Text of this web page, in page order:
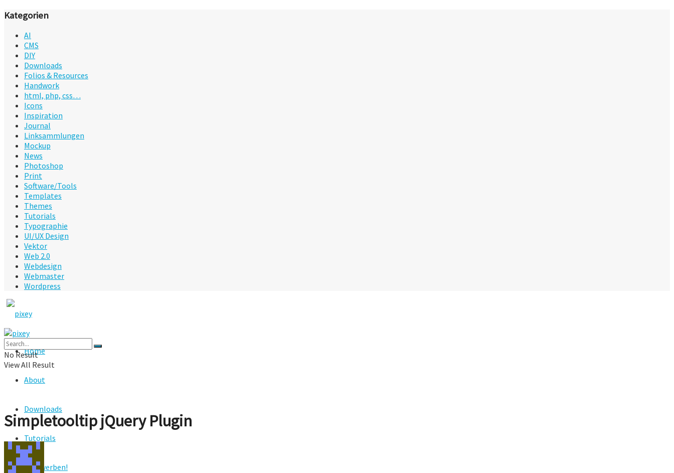
Kategorien
AI
CMS
DIY
Downloads
Folios & Resources
Handwork
html, php, css…
Icons
Inspiration
Journal
Linksammlungen
Mockup
News
Photoshop
Print
Software/Tools
Templates
Themes
Tutorials
Typographie
UI/UX Design
Vektor
Web 2.0
Webdesign
Webmaster
Wordpress
Home
About
Downloads
Tutorials
Hier werben!
No Result
View All Result
Simpletooltip jQuery Plugin